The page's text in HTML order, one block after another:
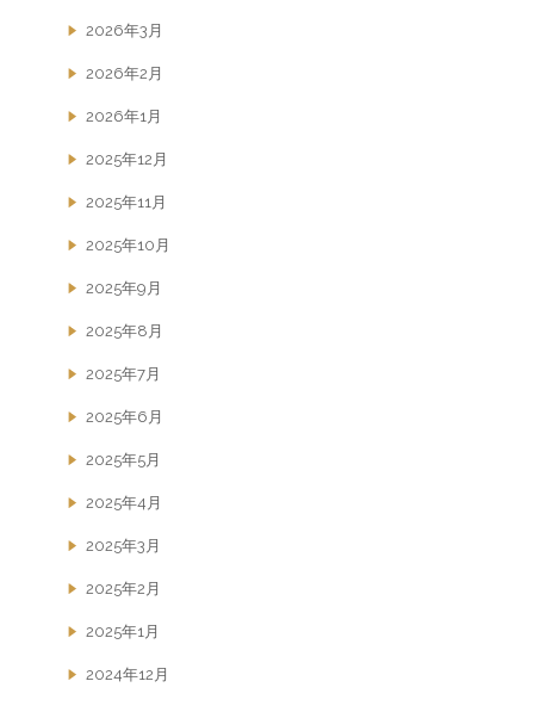
2026年3月
2026年2月
2026年1月
2025年12月
2025年11月
2025年10月
2025年9月
2025年8月
2025年7月
2025年6月
2025年5月
2025年4月
2025年3月
2025年2月
2025年1月
2024年12月